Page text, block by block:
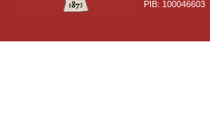
PIB: 100046603